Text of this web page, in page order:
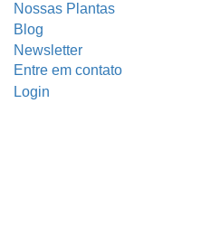
Nossas Plantas
Blog
Newsletter
Entre em contato
Login